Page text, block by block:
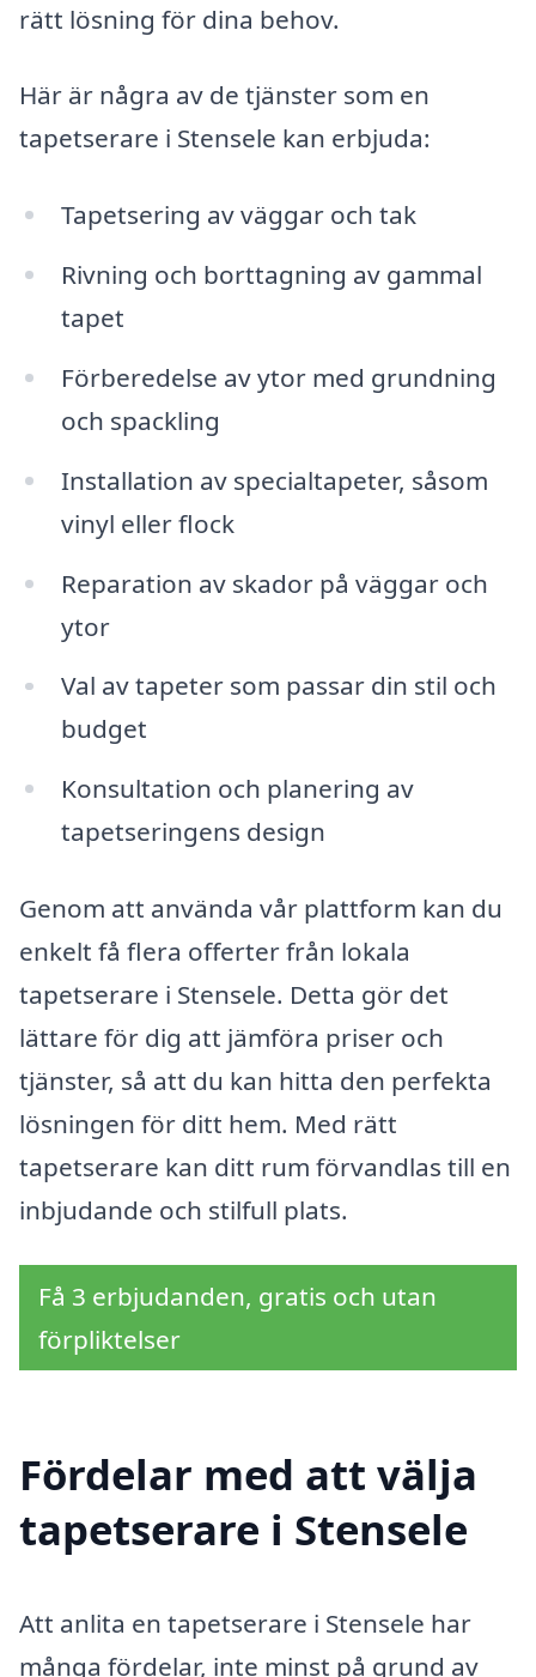
rätt lösning för dina behov.
Här är några av de tjänster som en
tapetserare i Stensele kan erbjuda:
Tapetsering av väggar och tak
Rivning och borttagning av gammal
tapet
Förberedelse av ytor med grundning
och spackling
Installation av specialtapeter, såsom
vinyl eller flock
Reparation av skador på väggar och
ytor
Val av tapeter som passar din stil och
budget
Konsultation och planering av
tapetseringens design
Genom att använda vår plattform kan du
enkelt få flera offerter från lokala
tapetserare i Stensele. Detta gör det
lättare för dig att jämföra priser och
tjänster, så att du kan hitta den perfekta
lösningen för ditt hem. Med rätt
tapetserare kan ditt rum förvandlas till en
inbjudande och stilfull plats.
Få 3 erbjudanden, gratis och utan
förpliktelser
Fördelar med att välja
tapetserare i Stensele
Att anlita en tapetserare i Stensele har
många fördelar, inte minst på grund av